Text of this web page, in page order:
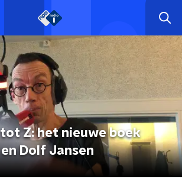
Z: het nieuwe boek
van Jim en Dolf Jansen